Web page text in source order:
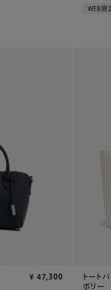
WEB限
¥ 47,300
トート
ボリー